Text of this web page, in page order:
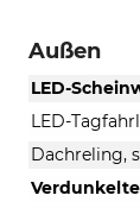
Außen
LED-
LED-
Dachreling,